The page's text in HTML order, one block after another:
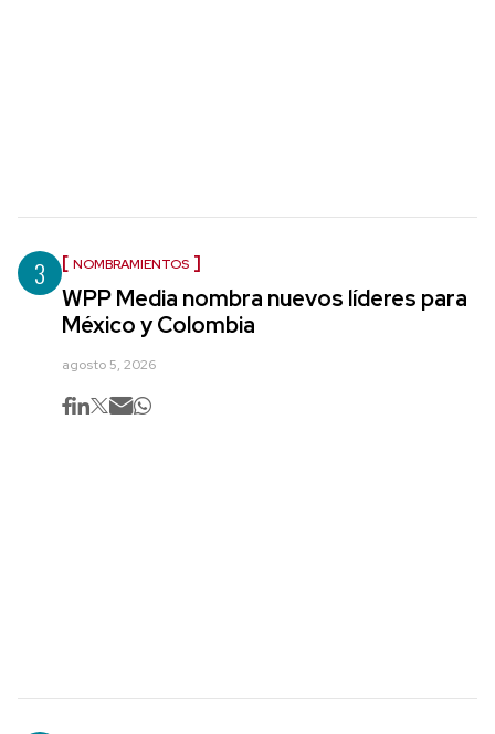
3 NOMBRAMIENTOS
WPP Media nombra nuevos líderes para
México y Colombia
agosto 5, 2026